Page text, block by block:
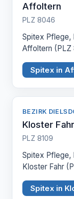
Affoltern
PLZ 8046
Spitex Pflege,
Affoltern (PLZ
Spitex in
BEZIRK
Kloster Fahr
PLZ 8109
Spitex Pflege,
Kloster Fahr
Spitex in